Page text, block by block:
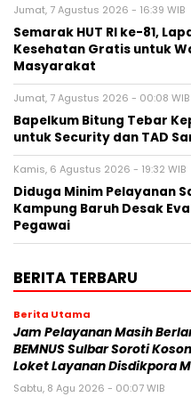
Jumat, 7 Agustus 2026 - 16:39 WIB
Semarak HUT RI ke-81,
Kesehatan Gratis untuk
Masyarakat
Jumat, 7 Agustus 2026 - 00:08 WIB
Bapelkum Bitung Tebar
untuk Security dan TAD
Kamis, 6 Agustus 2026 - 19:32 WIB
Diduga Minim Pelayanan
Kampung Baruh Desak
Pegawai
BERITA TERBARU
Berita Utama
Jam Pelayanan Masih
BEMNUS Sulbar Soroti
Loket Layanan Disdikpora
Sabtu, 8 Agu 2026 - 00:07 WIB